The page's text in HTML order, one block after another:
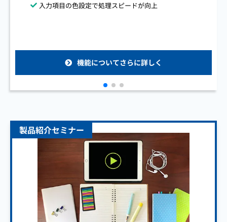
入力項目の色設定で処理スピードが向上
機能についてさらに詳しく
製品紹介セミナー